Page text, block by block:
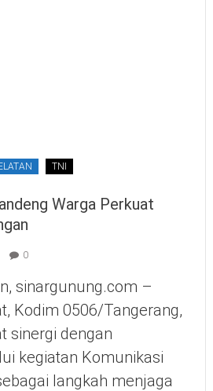
TNI
Warga Perkuat
0
sinargunung.com –
Kodim 0506/Tangerang,
sinergi dengan
kegiatan Komunikasi
langkah menjaga